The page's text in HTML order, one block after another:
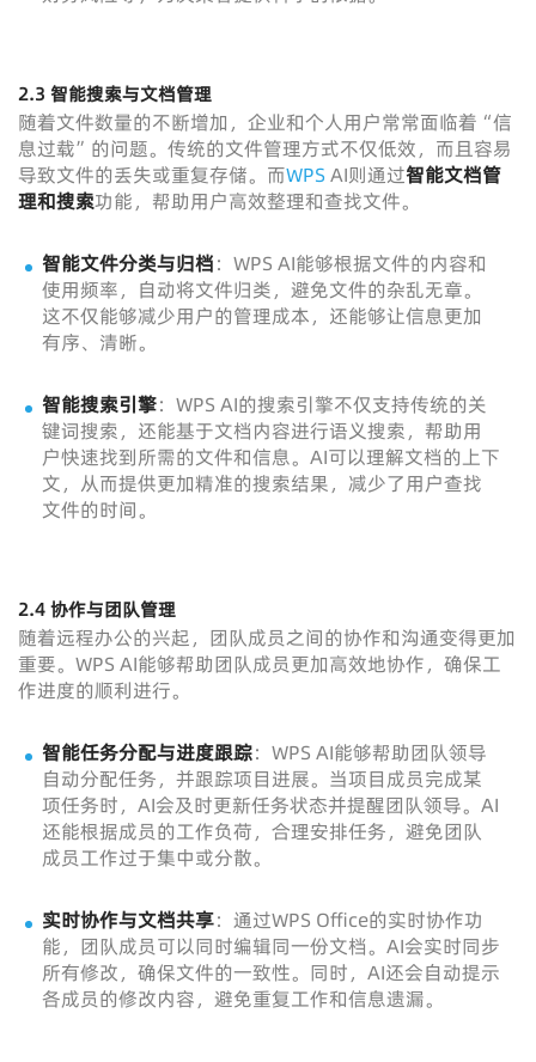
2.3 智能搜索与文档管理
随着文件数量的不断增加，企业和个人用户常常面临着“信
息过载”的问题。传统的文件管理方式不仅低效，而且容易
导致文件的丢失或重复存储。而WPS AI则通过智能文档管
理和搜索功能，帮助用户高效整理和查找文件。
智能文件分类与归档：WPS AI能够根据文件的内容和
使用频率，自动将文件归类，避免文件的杂乱无章。
这不仅能够减少用户的管理成本，还能够让信息更加
有序、清晰。
智能搜索引擎：WPS AI的搜索引擎不仅支持传统的关
键词搜索，还能基于文档内容进行语义搜索，帮助用
户快速找到所需的文件和信息。AI可以理解文档的上下
文，从而提供更加精准的搜索结果，减少了用户查找
文件的时间。
2.4协作与团队管理
随着远程办公的兴起，团队成员之间的协作和沟通变得更加
重要。WPS AI能够帮助团队成员更加高效地协作，确保工
作进度的顺利进行。
智能任务分配与进度跟踪：WPS AI能够帮助团队领导
自动分配任务，并跟踪项目进展。当项目成员完成某
项任务时，AI会及时更新任务状态并提醒团队领导。AI
还能根据成员的工作负荷，合理安排任务，避免团队
成员工作过于集中或分散。
实时协作与文档共享：通过WPS Office的实时协作功
能，团队成员可以同时编辑同一份文档。AI会实时同步
所有修改，确保文件的一致性。同时，AI还会自动提示
各成员的修改内容，避免重复工作和信息遗漏。